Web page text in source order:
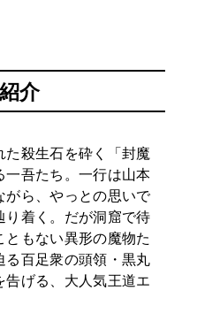
介
殺生石を砕く「封魔
吾たち。一行は山本
ら、やっとの思いで
着く。だが洞窟で待
もない異形の魔物た
百足衆の頭領・黒丸
げる、大人気王道エ